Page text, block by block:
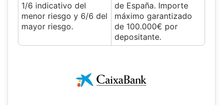
1/6 indicativo del
menor riesgo y 6/6 del
mayor riesgo.
de España. Importe
máximo garantizado
de 100.000€ por
depositante.